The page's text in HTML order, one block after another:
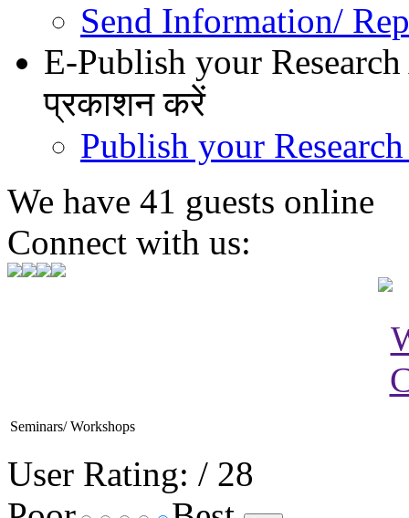
Send Information/
E-Publish your
प्रकाशन करें
Publish your
We have 41 guests online
Connect with us:
Seminars/ Workshops
User Rating: / 28